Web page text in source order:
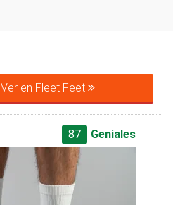
Ver en Fleet Feet
87 Geniales